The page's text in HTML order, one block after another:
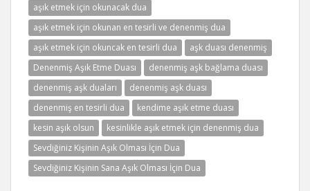
aşık etmek için okunacak dua
aşık etmek için okunan en tesirli ve denenmiş dua
aşık etmek için okuncak en tesirli dua
aşk duası denenmiş
Denenmiş Aşık Etme Duası
denenmiş aşk bağlama duası
denenmiş aşk duaları
denenmiş aşk duası
denenmiş en tesirli dua
kendime aşık etme duası
kesin aşık olsun
kesinlikle aşık etmek için denenmiş dua
Sevdiğiniz Kişinin Aşık Olması İçin Dua
Sevdiğiniz Kişinin Sana Aşık Olması İçin Dua